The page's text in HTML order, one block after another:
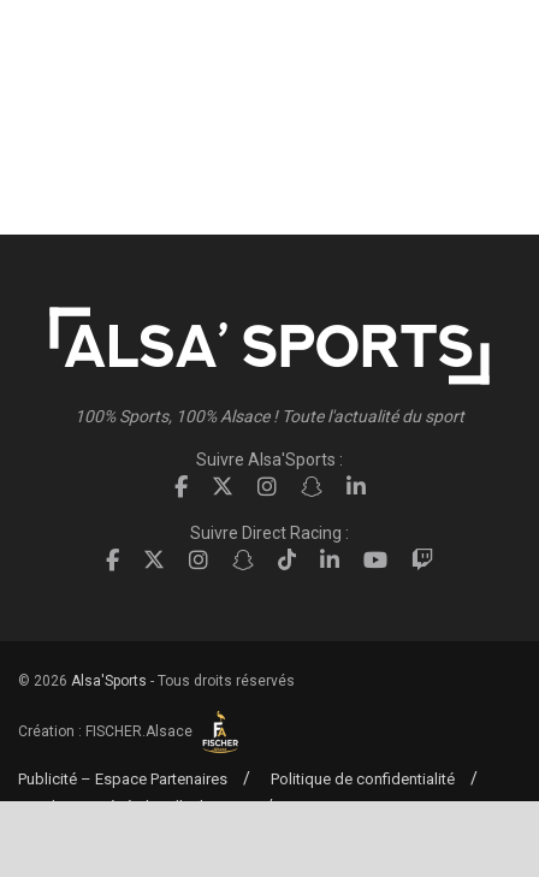
100% Sports, 100% Alsace ! Toute l'actualité du sport
Suivre Alsa'Sports :
Suivre Direct Racing :
© 2026 Alsa'Sports - Tous droits réservés
Création : FISCHER.Alsace
Publicité – Espace Partenaires
Politique de confidentialité
Conditions générales d’utilisation